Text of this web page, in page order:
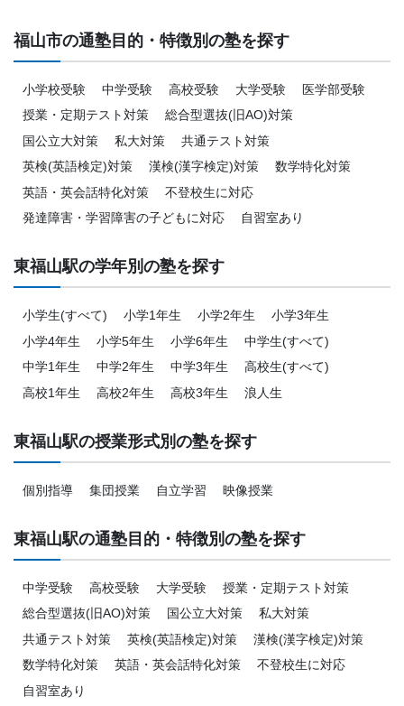
福山市の通塾目的・特徴別の塾を探す
小学校受験 中学受験 高校受験 大学受験
医学部受験
授業・定期テスト対策
総合型選抜(旧AO)対策
国公立大対策
私大対策
共通テスト対策
英検(英語検定)対策
漢検(漢字検定)対策
数学特化対策
英語・英会話特化対策
不登校生に対応
発達障害・学習障害の子どもに対応
自習室あり
東福山駅の学年別の塾を探す
小学生(すべて) 小学1年生 小学2年生
小学3年生
小学4年生
小学5年生 小学6年生
中学生(すべて)
中学1年生
中学2年生 中学3年生
高校生(すべて)
高校1年生
高校2年生 高校3年生 浪人生
東福山駅の授業形式別の塾を探す
個別指導 集団授業 自立学習 映像授業
東福山駅の通塾目的・特徴別の塾を探す
中学受験 高校受験 大学受験
授業・定期テスト対策
総合型選抜(旧AO)対策
国公立大対策
私大対策
共通テスト対策
英検(英語検定)対策
漢検(漢字検定)対策
数学特化対策
英語・英会話特化対策
不登校生に対応
自習室あり